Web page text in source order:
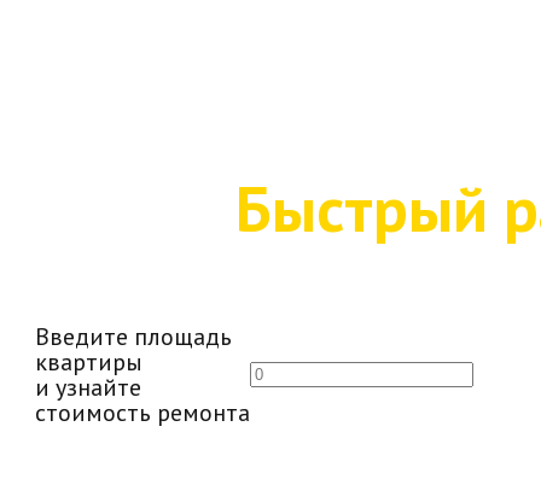
Быстрый
Введите площадь
квартиры
и узнайте
стоимость ремонта